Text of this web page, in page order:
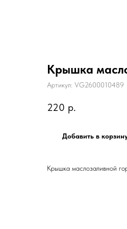
Крышка
Артикул: VG2600010489
220 р.
Добавить в
Крышка маслозаливной